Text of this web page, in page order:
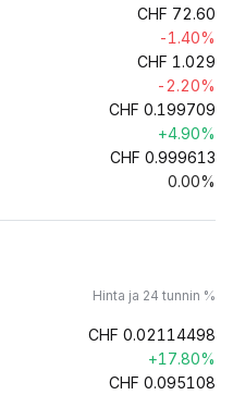
CHF 72.60
-1.40%
CHF 1.029
-2.20%
CHF 0.199709
+4.90%
CHF 0.999613
0.00%
Hinta ja 24 tunnin %
CHF 0.02114498
+17.80%
CHF 0.095108